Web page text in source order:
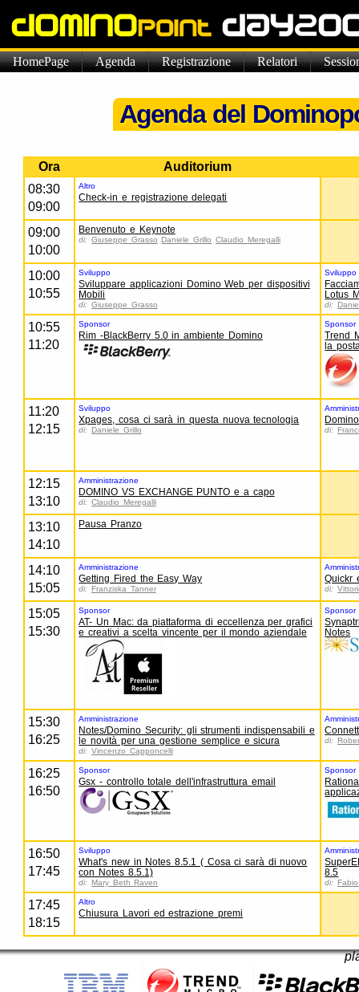
HomePage Agenda Registrazione Relatori
Agenda del
Ora
Auditorium
08:30
09:00
Altro
Check-in e registrazione delegati
09:00
10:00
Benvenuto e Keynote
di:Giuseppe Grasso Daniele Grillo Claudio Meregalli
10:00
10:55
Sviluppo
Sviluppare applicazioni Domino Web per dispositivi
Mobili
di:Giuseppe Grasso
Sviluppo
Lotus
di:
10:55
11:20
Sponsor
Rim -BlackBerry 5.0 in ambiente Domino
Sponsor
Trend
la
11:20
12:15
Sviluppo
Xpages, cosa ci sarà in questa nuova tecnologia
di: Daniele Grillo di:
12:15
13:10
Amministrazione
DOMINO VS EXCHANGE PUNTO e a capo
di:Claudio Meregalli
13:10
14:10
Pausa Pranzo
14:10
15:05
Amministrazione
Getting Fired the Easy Way
di: Franziska Tanner
Quickr
di:
15:05
15:30
Sponsor
AT- Un Mac: da piattaforma di eccellenza per grafici
e creativi a scelta vincente per il mondo aziendale
Sponsor
Notes
15:30
16:25
Amministrazione
Notes/Domino Security: gli strumenti indispensabili e
le novità per una gestione semplice e sicura
di:Vincenzo Capponcelli
di:
16:25
16:50
Sponsor
Gsx - controllo totale dell'infrastruttura email
Sponsor
16:50
17:45
Sviluppo
What's new in Notes 8.5.1 ( Cosa ci sarà di nuovo
con Notes 8.5.1)
di: Mary Beth Raven
8.5
di:
17:45
18:15
Altro
Chiusura Lavori ed estrazione premi